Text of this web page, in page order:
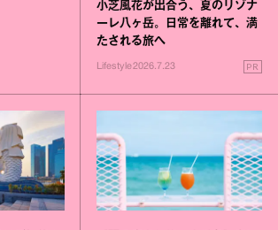
小芝風花が出合う、夏のリゾナ
ーレ八ヶ岳。日常を離れて、満
たされる旅へ
Lifestyle2026.7.23 PR